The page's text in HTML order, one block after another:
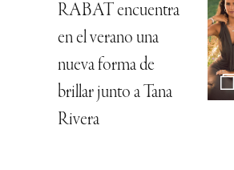
RABAT encuentra
en el verano una
nueva forma de
brillar junto a Tana
Rivera